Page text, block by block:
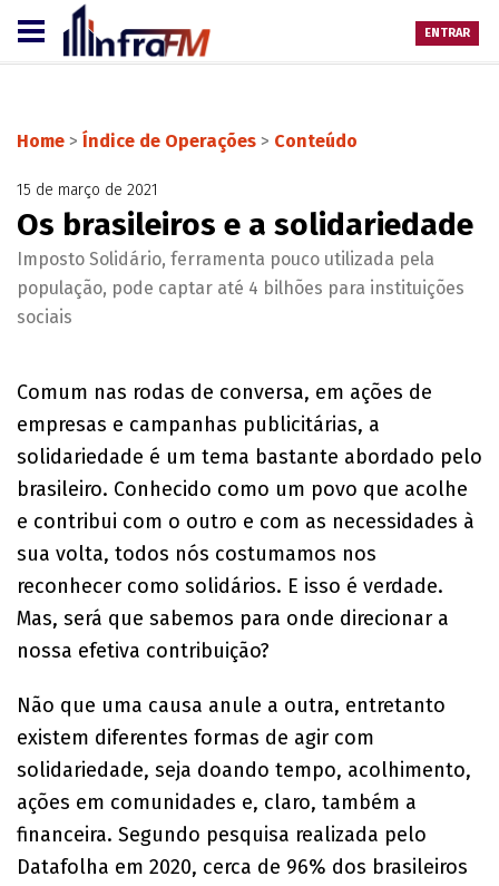
ENTRAR
Home > Índice de Operações > Conteúdo
15 de março de 2021
Os brasileiros e a solidariedade
Imposto Solidário, ferramenta pouco utilizada pela
população, pode captar até 4 bilhões para instituições
sociais
Comum nas rodas de conversa, em ações de
empresas e campanhas publicitárias, a
solidariedade é um tema bastante abordado pelo
brasileiro. Conhecido como um povo que acolhe
e contribui com o outro e com as necessidades à
sua volta, todos nós costumamos nos
reconhecer como solidários. E isso é verdade.
Mas, será que sabemos para onde direcionar a
nossa efetiva contribuição?
Não que uma causa anule a outra, entretanto
existem diferentes formas de agir com
solidariedade, seja doando tempo, acolhimento,
ações em comunidades e, claro, também a
financeira. Segundo pesquisa realizada pelo
Datafolha em 2020, cerca de 96% dos brasileiros